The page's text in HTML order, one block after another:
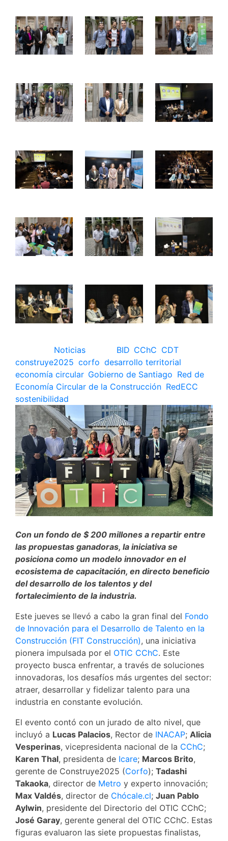
NoticiasTagged BID CChC CDT,
construye2025 corfo desarrollo territorial
economía circular, Gobierno de Santiago Red de
Economía Circular de la Construcción RedECC
sostenibilidad
Con un fondo de $ 200 millones a repartir entre
las propuestas ganadoras, la iniciativa se
posiciona como un modelo innovador en el
ecosistema de capacitación, en directo beneficio
del desarrollo de los talentos y del
fortalecimiento de la industria.
Este jueves se llevó a cabo la gran final del Fondo
de Innovación para el Desarrollo de Talento en la
Construcción (FIT Construcción), una iniciativa
pionera impulsada por el OTIC CChC. Este
proyecto busca enfrentar, a través de soluciones
innovadoras, los desafíos más urgentes del sector:
atraer, desarrollar y fidelizar talento para una
industria en constante evolución.
El evento contó con un jurado de alto nivel, que
incluyó a Lucas Palacios, Rector de INACAP; Alicia
Vesperinas, vicepresidenta nacional de la CChC;
Karen Thal, presidenta de Icare; Marcos Brito,
gerente de Construye2025 (Corfo); Tadashi
Takaoka, director de Metro y experto innovación;
Max Valdés, director de Chócale.cl; Juan Pablo
Aylwin, presidente del Directorio del OTIC CChC;
José Garay, gerente general del OTIC CChC. Estas
figuras evaluaron las siete propuestas finalistas,